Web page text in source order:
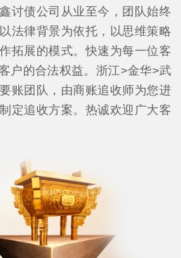
讨债公司从业至今，团队始终
法律背景为依托，以思维策略
拓展的模式。快速为每一位客
户的合法权益。浙江>金华>武
账团队，由商账追收师为您进
定追收方案。热诚欢迎广大客